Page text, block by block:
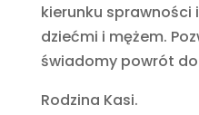
kierunku sprawności
dziećmi i mężem.
świadomy powrót
Rodzina Kasi.